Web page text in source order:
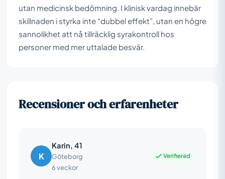
utan medicinsk bedömning. I klinisk vardag innebär
skillnaden i styrka inte “dubbel effekt”, utan en högre
sannolikhet att nå tillräcklig syrakontroll hos
personer med mer uttalade besvär.
Recensioner och erfarenheter
K
Karin, 41
Göteborg
6 veckor
Verifierad